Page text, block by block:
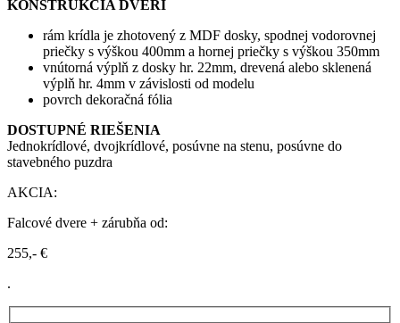
KONŠTRUKCIA DVERÍ
rám krídla je zhotovený z MDF dosky, spodnej vodorovnej
priečky s výškou 400mm a hornej priečky s výškou 350mm
vnútorná výplň z dosky hr. 22mm, drevená alebo sklenená
výplň hr. 4mm v závislosti od modelu
povrch dekoračná fólia
DOSTUPNÉ RIEŠENIA
Jednokrídlové, dvojkrídlové, posúvne na stenu, posúvne do
stavebného puzdra
AKCIA:
Falcové dvere + zárubňa od:
255,- €
.